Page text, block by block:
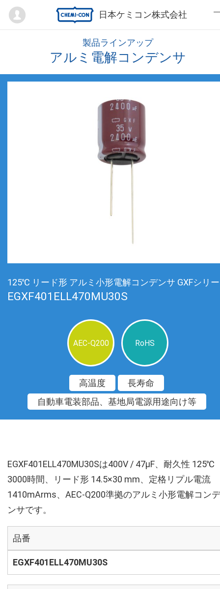
日本ケミコン株式会社
Mypage
製品ラインアップ
アルミ電解コンデンサ
125℃ リード形 アルミ小形電解コンデンサ GXFシリ
EGXF401ELL470MU30S
AEC-Q200 RoHS
高温度
長寿命
自動車電装部品、基地局電源用途向け等
EGXF401ELL470MU30Sは400V / 47µF、耐久性 125℃
3000時間、リード形 14.5×30 mm、定格リプル電流
1410mArms、AEC-Q200準拠のアルミ小形電解コンデ
ンサです。
品番
EGXF401ELL470MU30S